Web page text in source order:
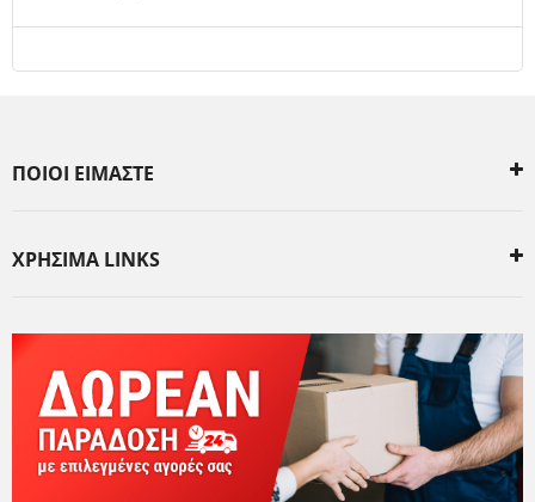
ΠΟΙΟΙ ΕΙΜΑΣΤΕ
ΧΡΗΣΙΜΑ LINKS